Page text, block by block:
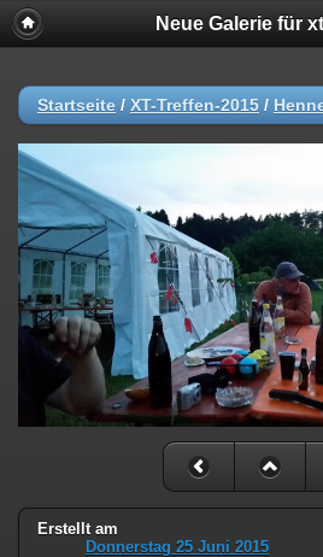
Neue Galerie für
Startseite / XT-Treffen-2015 /
Erstellt am
Donnerstag 25 Juni 2015